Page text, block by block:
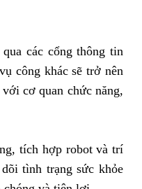
các cổng thông tin
công khác sẽ trở nên
cơ quan chức năng,
tích hợp robot và trí
tình trạng sức khỏe